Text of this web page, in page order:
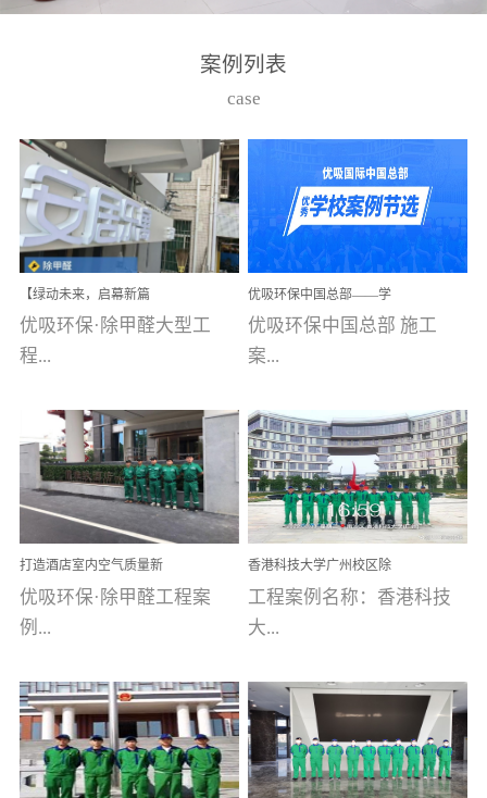
高技能的团队。汇聚了众
取得了多项产品技术专利
和多项国家版权局著作
权，获得高新技术企业称
号。生产优势自主生产自
给自足，优吸公司于2015
在广州番禺区成功建立产
品线生产基地，工厂拥有
自动化生产设备和成熟的
选择源头源材料、严控产
品质量，我们每一批的生
产产品都经过严格的质检
程序；生产车间为优吸总
部和全国分支机构生产光
触媒、净醛王、祛味剂等
优吸系列产品，保质保量
完成生产任务，确保全国
求。资质优势团队优势分
支优势优吸环保是一棵正
茁壮成长的树，只要我们
人人都爱护她、珍惜她、
案例列表
case
【绿动未来，启幕新篇
章】优吸环保中标深圳安
居乐寓，超大型工装室内
空气治理项目顺利启航，
优吸环保·除甲醛大型工
程...
案例【深圳安居乐寓】室
内空气治理项目深圳安居
乐寓 深圳市安居乐寓
为深圳安居集团旗下城...
优吸环保中国总部——学
校施工案例(节选)
优吸环保中国总部 施工
案...
例(学校工装节选)广州南沙
小学(珠江湾校区)项目地
址：广州市南沙区海滨路
南沙珠江湾江门市蓬江区
禾...
打造酒店室内空气质量新
标杆——优吸环保·标杆之
作：东莞美豪雅致酒店室
内空气治理工程纪实
优吸环保·除甲醛工程案
例...
【东莞美豪雅致酒店】室
内空气治理项目东莞美豪
雅致酒店 东莞美豪雅
香港科技大学广州校区除
甲醛项目圆满完成
工程案例名称：香港科技
大...
学广州校区室内空气治
理 工程案例地址：广
州南沙区·香港科技大学(广